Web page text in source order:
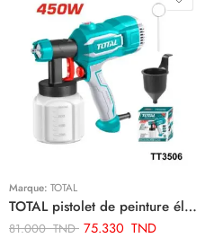
Marque: TOTAL
TOTAL pistolet de peinture électrique 450w TT3506
81.000TND 75.330 TND